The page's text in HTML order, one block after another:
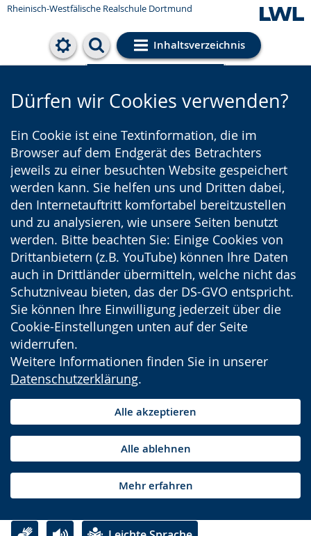
Rheinisch-Westfälische Realschule Dortmund
Inhaltsverzeichnis
Cookie-Einstellungen
Dürfen wir Cookies verwenden?
Ein Cookie ist eine Textinformation, die im
Browser auf dem Endgerät des Betrachters
jeweils zu einer besuchten Website gespeichert
werden kann. Sie helfen uns und Dritten dabei,
den Internetauftritt komfortabel bereitzustellen
und zu analysieren, wie unsere Seiten benutzt
werden. Bitte beachten Sie: Einige Cookies von
Drittanbietern (z.B. YouTube) können Ihre Daten
auch in Drittländer übermitteln, welche nicht das
Schutzniveau bieten, das der DS-GVO entspricht.
Sie können Ihre Einwilligung jederzeit über die
Cookie-Einstellungen unten auf der Seite
widerrufen.
Weitere Informationen finden Sie in unserer
Datenschutzerklärung.
Alle akzeptieren
Alle ablehnen
Mehr erfahren